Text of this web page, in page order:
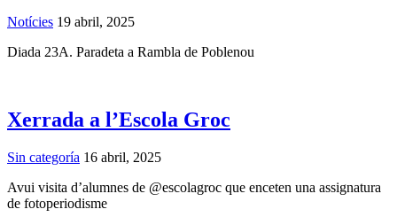
Notícies 19 abril, 2025
Diada 23A. Paradeta a Rambla de Poblenou
Xerrada a l’Escola Groc
Sin categoría 16 abril, 2025
Avui visita d’alumnes de @escolagroc que enceten una assignatura
de fotoperiodisme